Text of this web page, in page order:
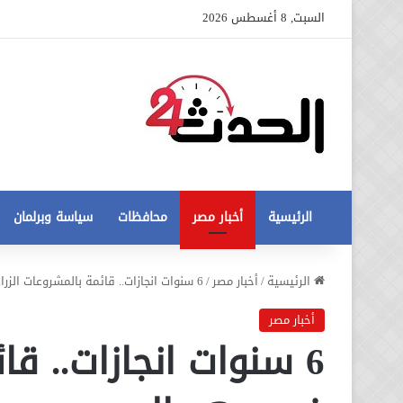
السبت, 8 أغسطس 2026
الرئيسية أخبار مصر محافظات سياسة وبرلمان
الرئيسية/أخبار مصر/6 سنوات انجازات.. قائمة بالمشروعات الزراعية في عهد السيسي
أخبار مصر
6 سنوات انجازات..
عاجل
أزمة
مخالفات
عاجل تطورات جديدة في